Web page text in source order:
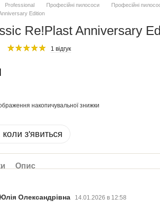
Professional Професійні пилососи
Професійні
Edition
Re!Plast Anniversary
1 відгук
накопичувальної знижки
з'явиться
Опис
Олександрівна 14.01.2026 в 12:58